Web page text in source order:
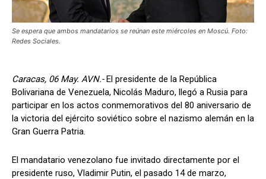
Se espera que ambos mandatarios se reúnan este miércoles en Moscú. Foto:
Redes Sociales.
Caracas, 06 May. AVN.-El presidente de la República
Bolivariana de Venezuela, Nicolás Maduro, llegó a Rusia para
participar en los actos conmemorativos del 80 aniversario de
la victoria del ejército soviético sobre el nazismo alemán en la
Gran Guerra Patria.
El mandatario venezolano fue invitado directamente por el
presidente ruso, Vladimir Putin, el pasado 14 de marzo,